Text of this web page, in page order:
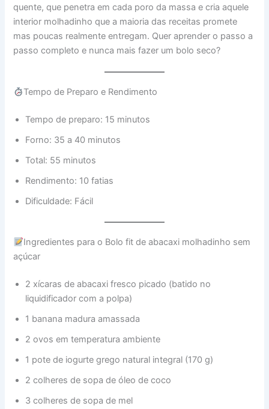
quente, que penetra em cada poro da massa e cria aquele
interior molhadinho que a maioria das receitas promete
mas poucas realmente entregam. Quer aprender o passo a
passo completo e nunca mais fazer um bolo seco?
Tempo de Preparo e Rendimento
Tempo de preparo: 15 minutos
Forno: 35 a 40 minutos
Total: 55 minutos
Rendimento: 10 fatias
Dificuldade: Fácil
Ingredientes para o Bolo fit de abacaxi molhadinho sem
açúcar
2 xícaras de abacaxi fresco picado (batido no
liquidificador com a polpa)
1 banana madura amassada
2 ovos em temperatura ambiente
1 pote de iogurte grego natural integral (170 g)
2 colheres de sopa de óleo de coco
3 colheres de sopa de mel